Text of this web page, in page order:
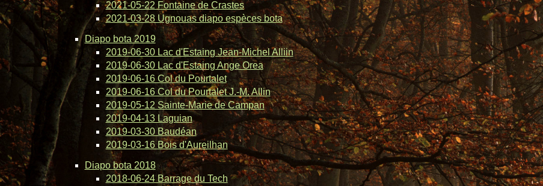
2021-05-22 Fontaine de Crastes
2021-03-28 Ugnouas diapo espèces bota
Diapo bota 2019
2019-06-30 Lac d'Estaing Jean-Michel Alliin
2019-06-30 Lac d'Estaing Ange Orea
2019-06-16 Col du Pourtalet
2019-06-16 Col du Pourtalet J.-M. Allin
2019-05-12 Sainte-Marie de Campan
2019-04-13 Laguian
2019-03-30 Baudéan
2019-03-16 Bois d'Aureilhan
Diapo bota 2018
2018-06-24 Barrage du Tech